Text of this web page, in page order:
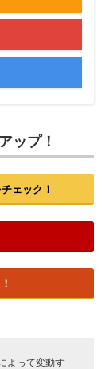
ップ！
ェック！
よって変動す